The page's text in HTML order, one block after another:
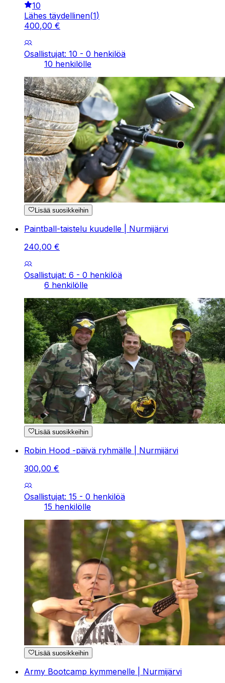
10
Lähes täydellinen(1)
400,00 €
Osallistujat: 10 - 0 henkilöä
10 henkilölle
Lisää suosikkeihin
Paintball-taistelu kuudelle | Nurmijärvi
240,00 €
Osallistujat: 6 - 0 henkilöä
6 henkilölle
Lisää suosikkeihin
Robin Hood -päivä ryhmälle | Nurmijärvi
300,00 €
Osallistujat: 15 - 0 henkilöä
15 henkilölle
Lisää suosikkeihin
Army Bootcamp kymmenelle | Nurmijärvi